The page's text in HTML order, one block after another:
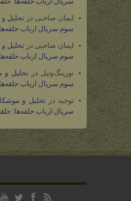
ایمان صاحبی در تحلیل
سوم سریال ارباب
ایمان صاحبی در تحلیل
سوم سریال ارباب
تورینگ‌وتیل در تحلیل و
سوم سریال ارباب
توحید درتحلیل و
سریال ارباب حلقه‌ها: